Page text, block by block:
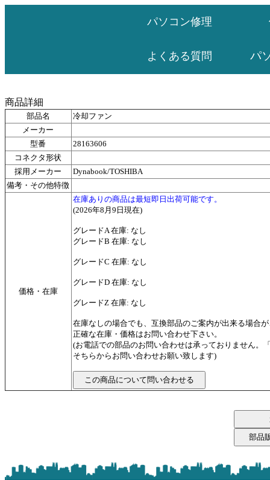
パソコン修理
よくある質問 パ
商品詳細
部品名
冷却ファン
メーカー
型番
28163606
コネクタ形状
採用メーカー
Dynabook/TOSHIBA
備考・その他特徴
価格・在庫
在庫ありの商品は最短即日出荷可能です。
(2026年8月9日現在)
グレードA 在庫: なし
グレードB 在庫: なし
グレードC 在庫: なし
グレードD 在庫: なし
グレードZ 在庫: なし
在庫なしの場合でも、互換部品のご案内が出来る場合
正確な在庫・価格はお問い合わせ下さい。
(お電話での部品のお問い合わせは承っておりません。
そちらからお問い合わせお願い致します)